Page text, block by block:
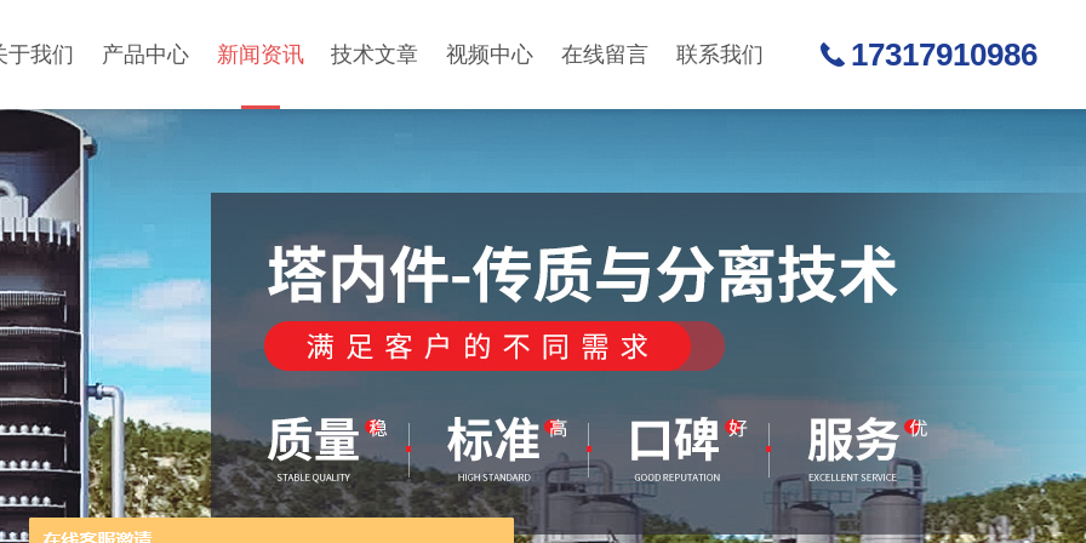
于我们 产品中心 新闻资讯 技术文章 视频中心 在线留言 联系我们 17317910986